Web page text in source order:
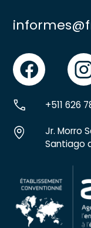
facebook
+511 626
Jr. Morro
Santiago